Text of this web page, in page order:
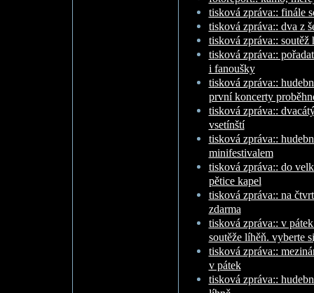
tisková zpráva:: finále
tisková zpráva:: dva z
tisková zpráva::
tisková zpráva::
i fanoušky
tisková zpráva::
první koncerty
tisková zpráva::
vsetínští
tisková zpráva::
minifestivalem
tisková zpráva:: do
pětice kapel
tisková zpráva:: na
zdarma
tisková zpráva:: v
soutěže líhěň. vyberte
tisková zpráva::
v pátek
tisková zpráva::